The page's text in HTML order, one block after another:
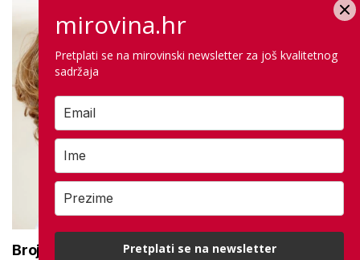
Broj rođenih raste dok broj umrlih pada: Prirodni
mirovina.hr
Pretplati se na mirovinski newsletter za još kvalitetnog
sadržaja
Pretplati se na newsletter